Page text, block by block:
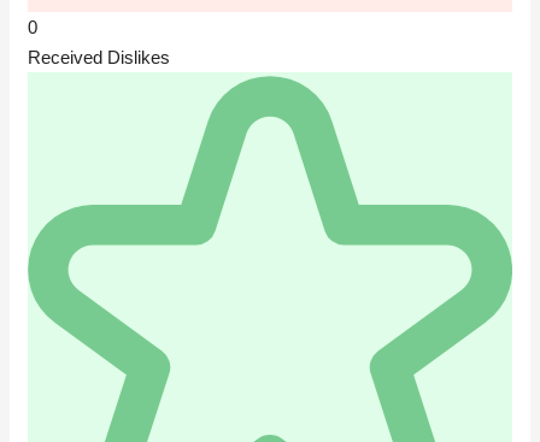
0
Received Dislikes